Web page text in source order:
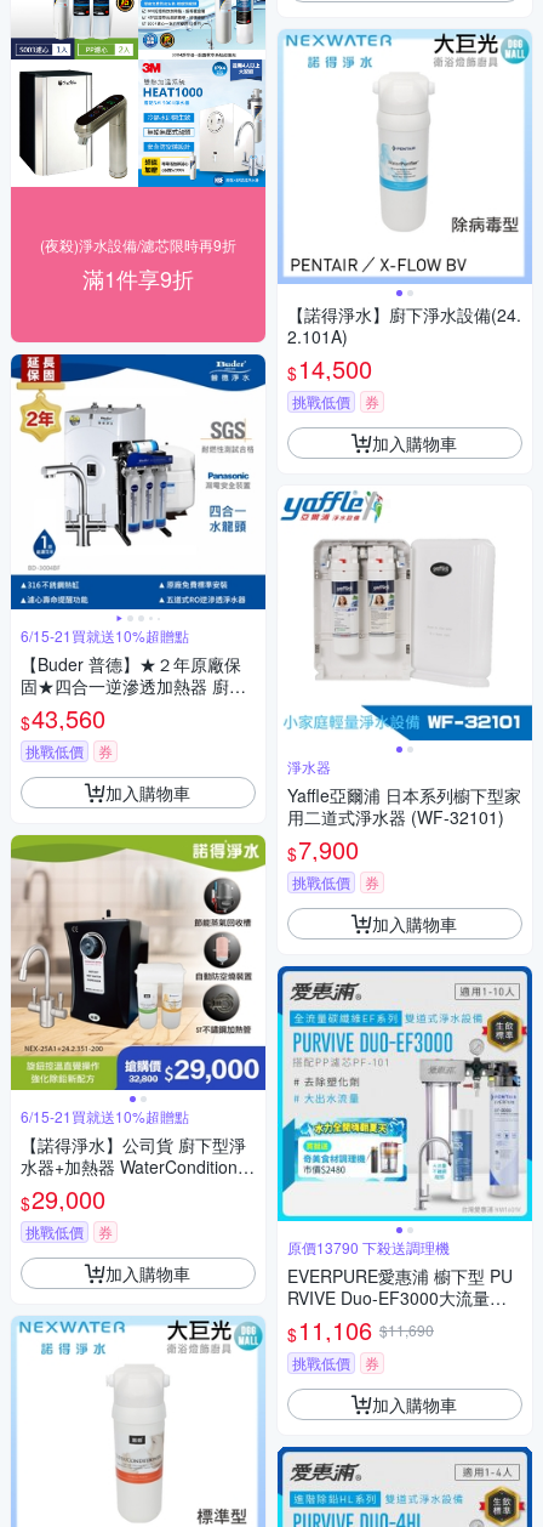
(夜殺)淨水設備/濾芯限時再9折
滿1件享9折
6/15-21買就送10%超贈點
【Buder 普德】★２年原廠保
固★四合一逆滲透加熱器 廚下
型飲水機(免費標準安裝 BD-30
04BF-RO)
$43,560
挑戰低價 券
加入購物車
6/15-21買就送10%超贈點
【諾得淨水】公司貨 廚下型淨
水器+加熱器 WaterConditioner
24.2.351-200A＋NEX-25A1
$29,000
挑戰低價 券
加入購物車
【諾得淨水】廚下淨水設備(24.
2.101A)
$14,500
挑戰低價 券
加入購物車
淨水器
Yaffle亞爾浦 日本系列櫥下型家
用二道式淨水器 (WF-32101)
$7,900
挑戰低價 券
加入購物車
原價13790 下殺送調理機
EVERPURE愛惠浦 櫥下型 PU
RVIVE Duo-EF3000大流量不
鏽鋼龍頭兩道式生飲淨水器(前
置PP)
$11,106 $11,690
挑戰低價
券
加入購物車